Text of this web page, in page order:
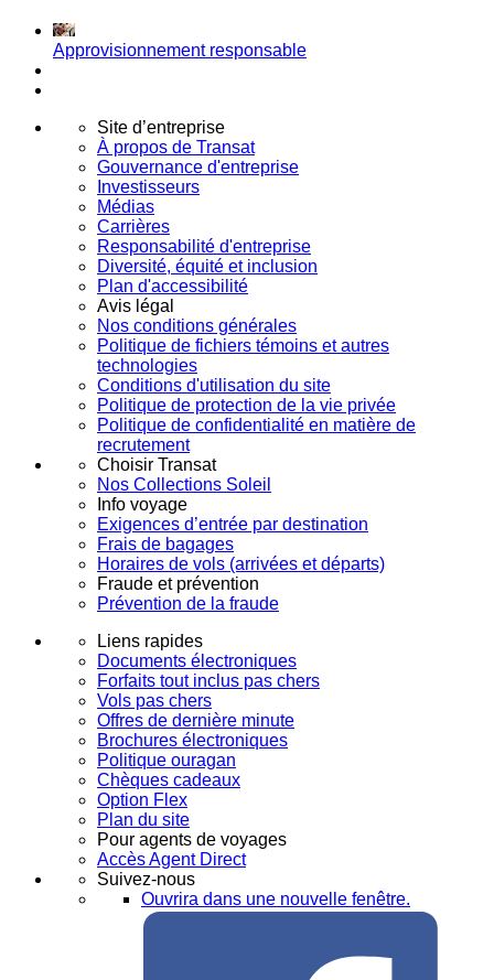
Approvisionnement responsable
Site d’entreprise
À propos de Transat
Gouvernance d'entreprise
Investisseurs
Médias
Carrières
Responsabilité d'entreprise
Diversité, équité et inclusion
Plan d'accessibilité
Avis légal
Nos conditions générales
Politique de fichiers témoins et autres
technologies
Conditions d'utilisation du site
Politique de protection de la vie privée
Politique de confidentialité en matière de
recrutement
Choisir Transat
Nos Collections Soleil
Info voyage
Exigences d’entrée par destination
Frais de bagages
Horaires de vols (arrivées et départs)
Fraude et prévention
Prévention de la fraude
Liens rapides
Documents électroniques
Forfaits tout inclus pas chers
Vols pas chers
Offres de dernière minute
Brochures électroniques
Politique ouragan
Chèques cadeaux
Option Flex
Plan du site
Pour agents de voyages
Accès Agent Direct
Suivez-nous
Ouvrira dans une nouvelle fenêtre.